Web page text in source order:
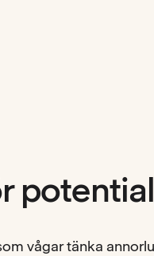
vågar tänka